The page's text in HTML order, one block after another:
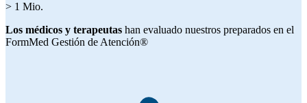
> 1 Mio.
Los médicos y terapeutas han evaluado nuestros preparados en el
FormMed Gestión de Atención®